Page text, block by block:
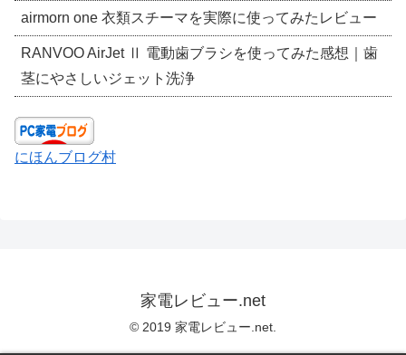
airmorn one 衣類スチーマを実際に使ってみたレビュー
RANVOO AirJet Ⅱ 電動歯ブラシを使ってみた感想｜歯
茎にやさしいジェット洗浄
にほんブログ村
家電レビュー.net
© 2019 家電レビュー.net.